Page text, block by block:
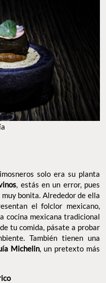
solo era su planta
, estás en un error, pues
muy bonita. Alrededor de ella
el folclor mexicano,
cocina mexicana tradicional
tu comida, pásate a probar
También tienen una
Michelin, un pretexto más